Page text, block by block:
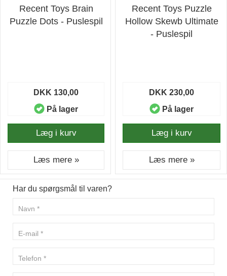
Recent Toys Brain
Puzzle Dots - Puslespil
DKK 130,00
På lager
Læg i kurv
Læs mere »
Recent Toys Puzzle
Hollow Skewb Ultimate
- Puslespil
DKK 230,00
På lager
Læg i kurv
Læs mere »
Har du spørgsmål til varen?